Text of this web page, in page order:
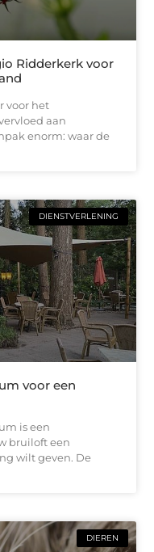
Ridderkerk voor
voor het
aan
enorm: waar de
DIENSTVERLENING
voor een
is een
bruiloft een
wilt geven. De
DIEREN